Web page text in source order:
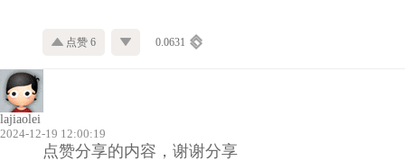
点赞 6 0.0631
lajiaolei
2024-12-19 12:00:19
点赞分享的内容，谢谢分享